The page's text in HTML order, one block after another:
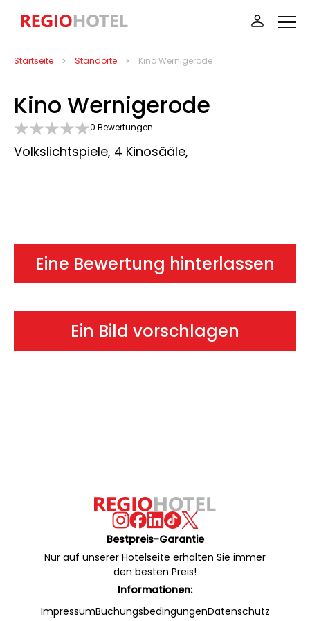
Startseite Standorte Kino Wernigerode
Kino Wernigerode
0 Bewertungen
Volkslichtspiele, 4 Kinosääle,
Eine Bewertung hinterlassen
Ein Bild vorschlagen
Bestpreis-Garantie
Nur auf unserer Hotelseite erhalten Sie immer
den besten Preis!
Informationen:
ImpressumBuchungsbedingungenDatenschutz